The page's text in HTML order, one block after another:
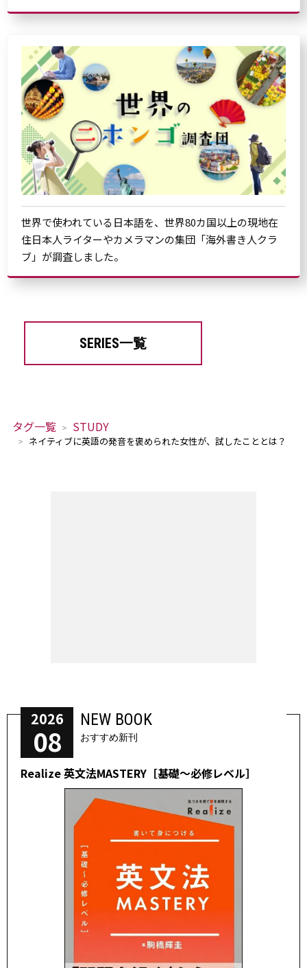
世界で使われている日本語を、世界80カ国以上の現地在
住日本人ライターやカメラマンの集団「海外書き人クラ
ブ」が調査しました。
SERIES一覧
タグ一覧 STUDY
ネイティブに英語の発音を褒められた女性が、試したこととは？
2026
08
NEW BOOK
おすすめ新刊
Realize 英文法MASTERY［基礎～必修レベル］